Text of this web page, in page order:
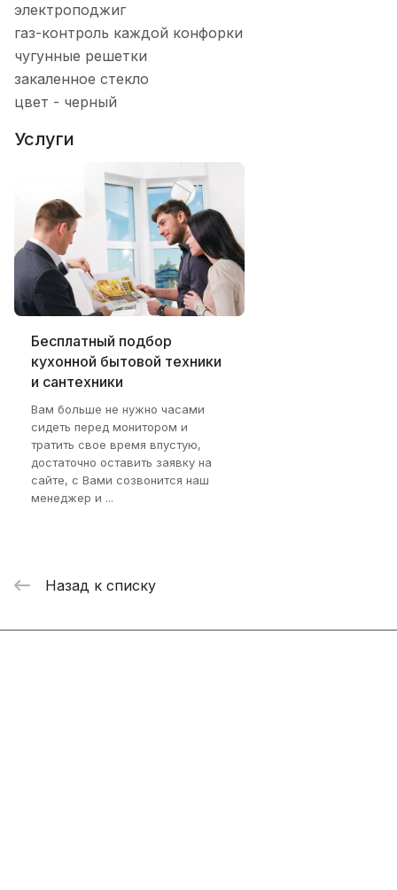
электроподжиг
газ-контроль каждой конфорки
чугунные решетки
закаленное стекло
цвет - черный
Услуги
Бесплатный подбор
кухонной бытовой техники
и сантехники
Вам больше не нужно часами
сидеть перед монитором и
тратить свое время впустую,
достаточно оставить заявку на
сайте, с Вами созвонится наш
менеджер и ...
Назад к списку